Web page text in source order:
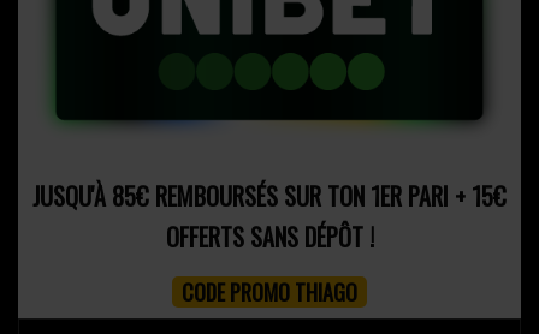
JUSQU'À 85€ REMBOURSÉS SUR TON 1ER PARI + 15€
OFFERTS SANS DÉPÔT !
CODE PROMO THIAGO